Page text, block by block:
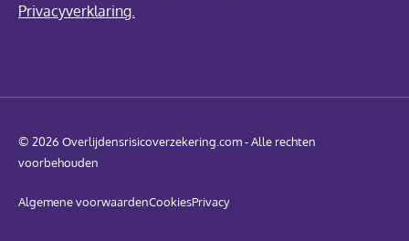
Privacyverklaring.
© 2026 Overlijdensrisicoverzekering.com - Alle rechten
voorbehouden
Algemene voorwaardenCookiesPrivacy